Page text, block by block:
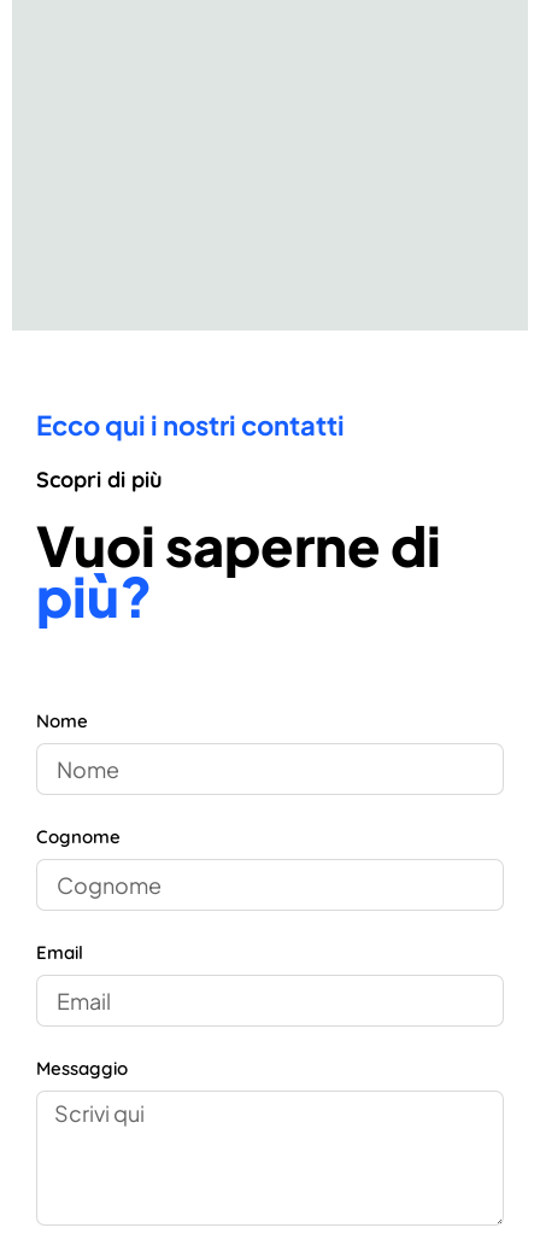
Ecco qui i nostri contatti
Scopri di più
Vuoi saperne di
più?
Nome
Cognome
Email
Messaggio